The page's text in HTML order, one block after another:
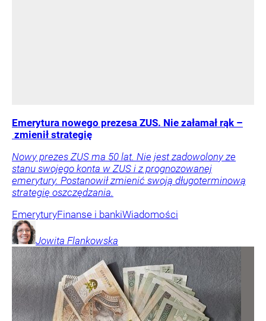
Emerytura nowego prezesa ZUS. Nie załamał rąk –
zmienił strategię
Nowy prezes ZUS ma 50 lat. Nie jest zadowolony ze
stanu swojego konta w ZUS i z prognozowanej
emerytury. Postanowił zmienić swoją długoterminową
strategię oszczędzania.
EmeryturyFinanse i bankiWiadomości
Jowita Flankowska